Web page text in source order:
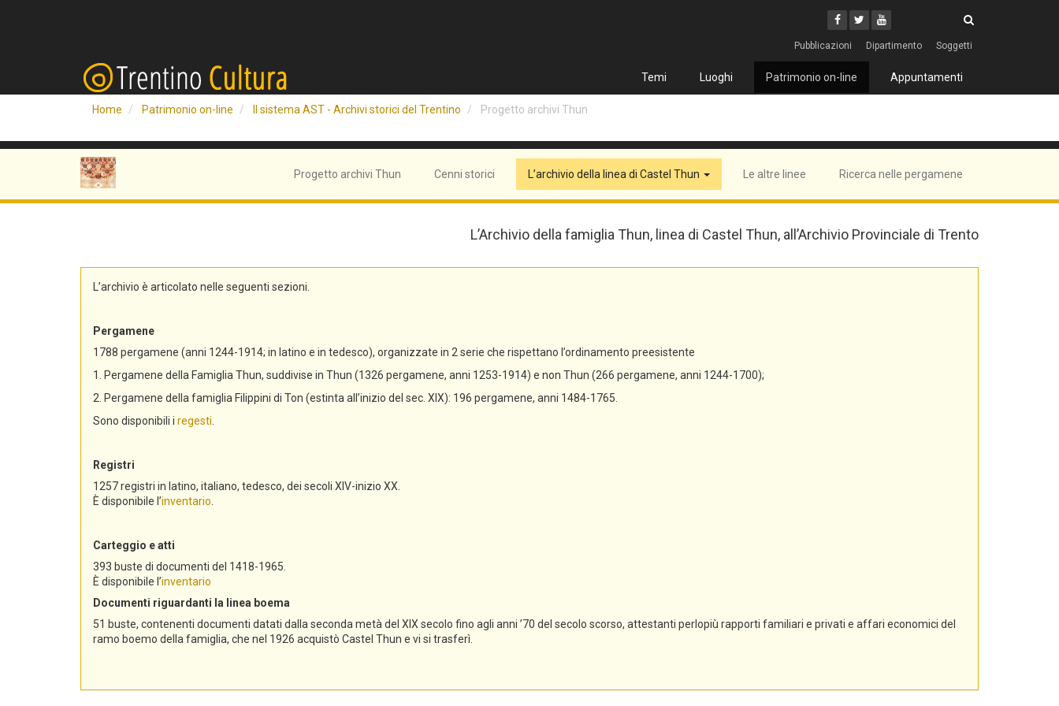
Facebook
Twitter
Youtube
Pubblicazioni Dipartimento Soggetti
Temi Luoghi Patrimonio on-line Appuntamenti
Home Patrimonio on-line Il sistema AST - Archivi storici del Trentino Progetto archivi Thun
Progetto archivi Thun Cenni storici L’archivio della linea di Castel Thun Le altre linee Ricerca nelle pergamene
L’Archivio della famiglia Thun, linea di Castel Thun, all’Archivio Provinciale di Trento
L’archivio è articolato nelle seguenti sezioni.
Pergamene
1788 pergamene (anni 1244-1914; in latino e in tedesco), organizzate in 2 serie che rispettano l’ordinamento preesistente
1. Pergamene della Famiglia Thun, suddivise in Thun (1326 pergamene, anni 1253-1914) e non Thun (266 pergamene, anni 1244-1700);
2. Pergamene della famiglia Filippini di Ton (estinta all’inizio del sec. XIX): 196 pergamene, anni 1484-1765.
Sono disponibili i regesti
Registri
1257 registri in latino, italiano, tedesco, dei secoli XIV-inizio XX.
È disponibile l’inventario
Carteggio e atti
393 buste di documenti del 1418-1965.
È disponibile l’inventario
Documenti riguardanti la linea boema
51 buste, contenenti documenti datati dalla seconda metà del XIX secolo fino agli anni ’70 del secolo scorso, attestanti perlopiù rapporti familiari e privati e affari economici del
ramo boemo della famiglia, che nel 1926 acquistò Castel Thun e vi si trasferì.